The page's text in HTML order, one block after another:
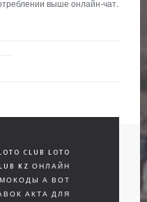
выше онлайн-чат.
CLUB LOTO
KZ ОНЛАЙН
А ВОТ
АКТА ДЛЯ